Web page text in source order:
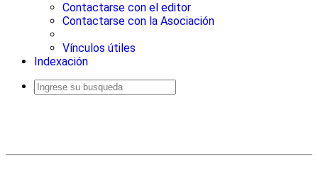
Contactarse con el editor
Contactarse con la Asociación
Vínculos útiles
Indexación